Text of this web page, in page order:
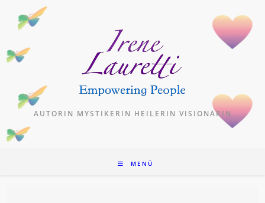
Inhalt
AUTORIN MYSTIKERIN HEILERIN VISIONÄRIN
MENÜ